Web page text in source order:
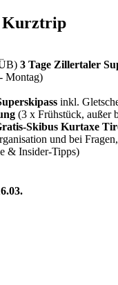
Kurztrip
3 Tage Zillertaler
Montag)
inkl.
(3 x Frühstück, außer
Skibus Kurtaxe
und bei Fragen,
& Insider-Tipps)